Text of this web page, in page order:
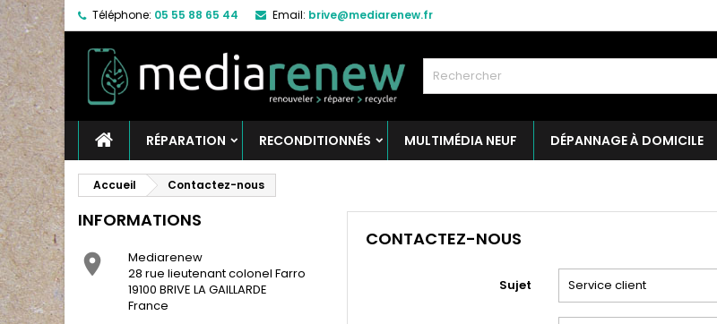
Téléphone: 05 55 88 65 44 Email: brive@mediarenew.fr
RÉPARATION RECONDITIONNÉS MULTIMÉDIA NEUF DÉPANNAGE À DOMICILE
Accueil Contactez-nous
INFORMATIONS

Mediarenew
28 rue lieutenant colonel Farro
19100 BRIVE LA GAILLARDE
France
CONTACTEZ-NOUS
Sujet